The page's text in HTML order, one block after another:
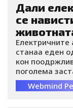
Дали
се
станаа еден
кон
поголема
го
навистина
Webmind